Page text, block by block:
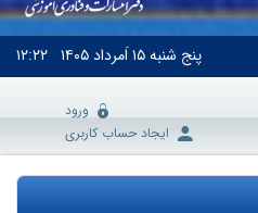
پنج شنبه۱۵ اَمرداد ۱۴۰۵ ۱۲:۲۲
ورود
ایجاد حساب کاربری